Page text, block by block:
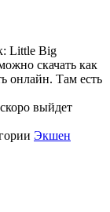
Little Big
скачать как
онлайн. Там есть
выйдет
Экшен